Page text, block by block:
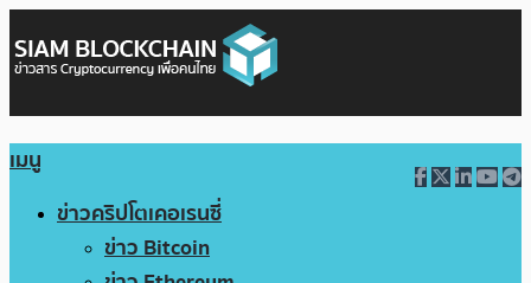
เมนู
ข่าวคริปโตเคอเรนซี่
ข่าว Bitcoin